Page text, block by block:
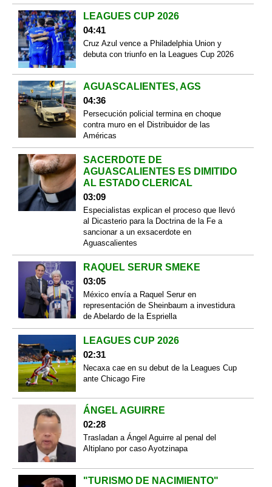
LEAGUES CUP 2026
04:41
Cruz Azul vence a Philadelphia Union y
debuta con triunfo en la Leagues Cup 2026
AGUASCALIENTES, AGS
04:36
Persecución policial termina en choque
contra muro en el Distribuidor de las
Américas
SACERDOTE DE
AGUASCALIENTES ES DIMITIDO
AL ESTADO CLERICAL
03:09
Especialistas explican el proceso que llevó
al Dicasterio para la Doctrina de la Fe a
sancionar a un exsacerdote en
Aguascalientes
RAQUEL SERUR SMEKE
03:05
México envía a Raquel Serur en
representación de Sheinbaum a investidura
de Abelardo de la Espriella
LEAGUES CUP 2026
02:31
Necaxa cae en su debut de la Leagues Cup
ante Chicago Fire
ÁNGEL AGUIRRE
02:28
Trasladan a Ángel Aguirre al penal del
Altiplano por caso Ayotzinapa
"TURISMO DE NACIMIENTO"